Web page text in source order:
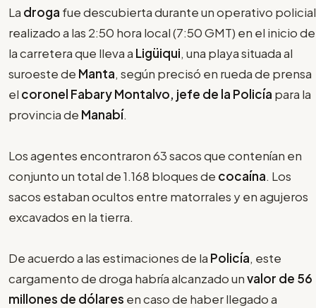
La droga fue descubierta durante un operativo policial
realizado a las 2:50 hora local (7:50 GMT) en el inicio de
la carretera que lleva a Ligüiqui, una playa situada al
suroeste de Manta, según precisó en rueda de prensa
el coronel Fabary Montalvo, jefe de la Policía para la
provincia de Manabí.
Los agentes encontraron 63 sacos que contenían en
conjunto un total de 1.168 bloques de cocaína. Los
sacos estaban ocultos entre matorrales y en agujeros
excavados en la tierra.
De acuerdo a las estimaciones de la Policía, este
cargamento de droga habría alcanzado unvalor de 56
millones de dólares en caso de haber llegado a